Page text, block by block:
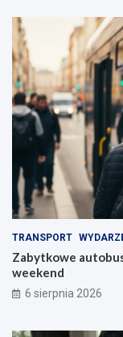
TRANSPORT
Zabytkowe
weekend
6 sierpnia 2026